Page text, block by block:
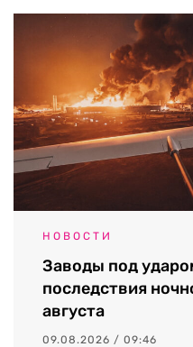
НОВОСТИ
Заводы под
последствия
августа
09.08.2026 / 09:46